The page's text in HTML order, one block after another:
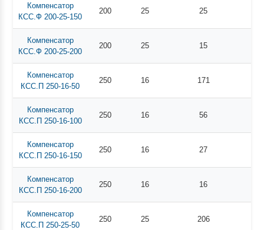
Компенсатор
КСС.Ф 200-25-150
200 25 25
Компенсатор
КСС.Ф 200-25-200
200 25 15
Компенсатор
КСС.П 250-16-50
250 16 171
Компенсатор
КСС.П 250-16-100
250 16 56
Компенсатор
КСС.П 250-16-150
250 16 27
Компенсатор
КСС.П 250-16-200
250 16 16
Компенсатор
КСС.П 250-25-50
250 25 206